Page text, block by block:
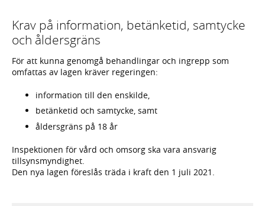
Krav på information, betänketid, samtycke
och åldersgräns
För att kunna genomgå behandlingar och ingrepp som
omfattas av lagen kräver regeringen:
information till den enskilde,
betänketid och samtycke, samt
åldersgräns på 18 år
Inspektionen för vård och omsorg ska vara ansvarig
tillsynsmyndighet.
Den nya lagen föreslås träda i kraft den 1 juli 2021.